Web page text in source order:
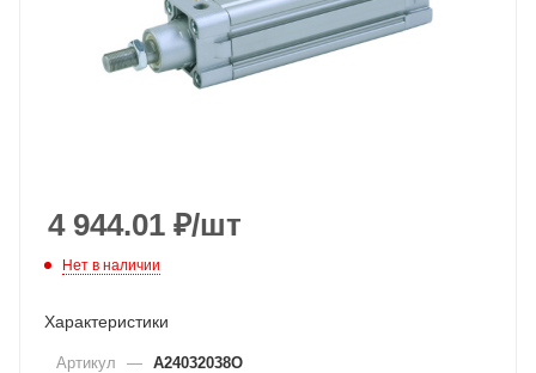
4 944.01 ₽/шт
Нет в наличии
Характеристики
Артикул — A24032038O